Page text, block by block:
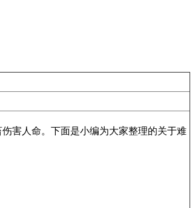
害人命。下面是小编为大家整理的关于难